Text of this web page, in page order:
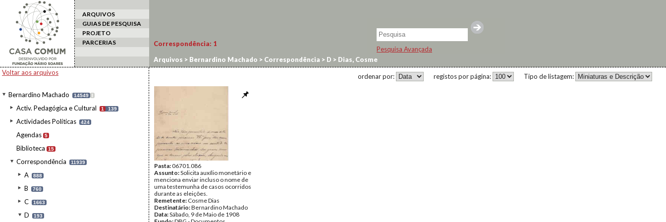
ARQUIVOS
GUIAS DE PESQUISA
PROJETO
PARCERIAS
Pesquisa Avançada
Voltar aos arquivos
Bernardino Machado 14549 I
Activ. Pedagógica e Cultural 1 139
Actividades Políticas 424
Agendas 5
Biblioteca 15
Correspondência 11939
A 888
B 760
C 1663
D 193
Correspondência: 1
Arquivos > Bernardino Machado > Correspondência > D > Dias, Cosme
Tipo de listagem:
registos por página:
ordenar por:
Pasta:06701.086
Assunto:Solicita auxílio monetário e
menciona enviar incluso o nome de
uma testemunha de casos ocorridos
durante as eleições.
Remetente: Cosme Dias
Destinatário:Bernardino Machado
Data:Sábado, 9 de Maio de 1908